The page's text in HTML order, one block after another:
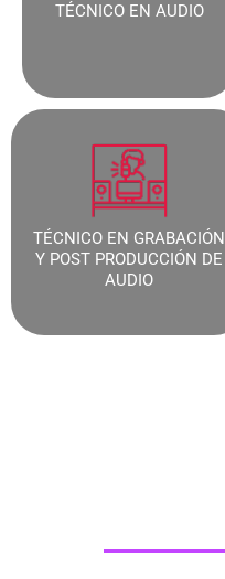
TÉCNICO EN AUDIO​
TÉCNICO EN GRABACIÓN
Y POST PRODUCCIÓN DE
AUDIO